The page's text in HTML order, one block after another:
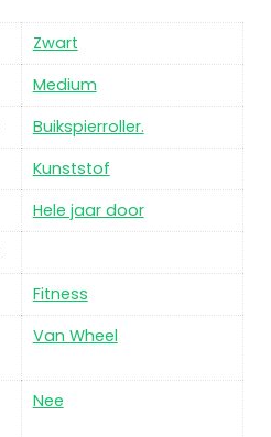
Zwart
Medium
Buikspierroller.
Kunststof
Hele jaar door
Fitness
Van Wheel
Nee